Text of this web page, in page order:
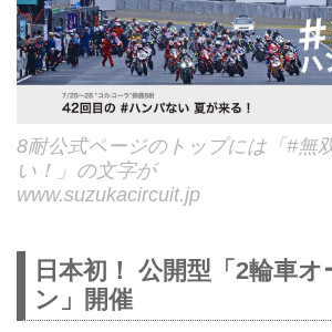
8耐公式ページのトップには「#無
い！」の文字が
www.suzukacircuit.jp
日本初！ 公開型「2輪車オ
ン」開催